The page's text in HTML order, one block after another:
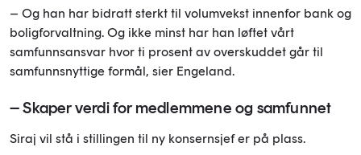
– Og han har bidratt sterkt til volumvekst innenfor bank og
boligforvaltning. Og ikke minst har han løftet vårt
samfunnsansvar hvor ti prosent av overskuddet går til
samfunnsnyttige formål, sier Engeland.
– Skaper verdi for medlemmene og samfunnet
Siraj vil stå i stillingen til ny konsernsjef er på plass.